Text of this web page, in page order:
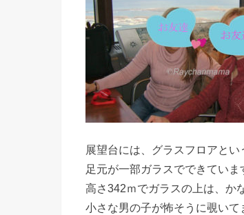
展望台には、グラスフロアとい
足元が一部ガラスでできていま
高さ342ｍでガラスの上は、か
小さな男の子が怖そうに覗いて